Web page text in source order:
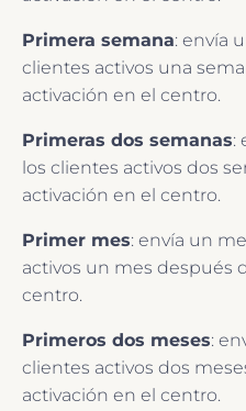
Primera semana: envía
clientes activos una
activación en el centro.
Primeras dos semanas:
los clientes activos dos
activación en el centro.
Primer mes: envía un
activos un mes después
centro.
Primeros dos meses:
clientes activos dos
activación en el centro.